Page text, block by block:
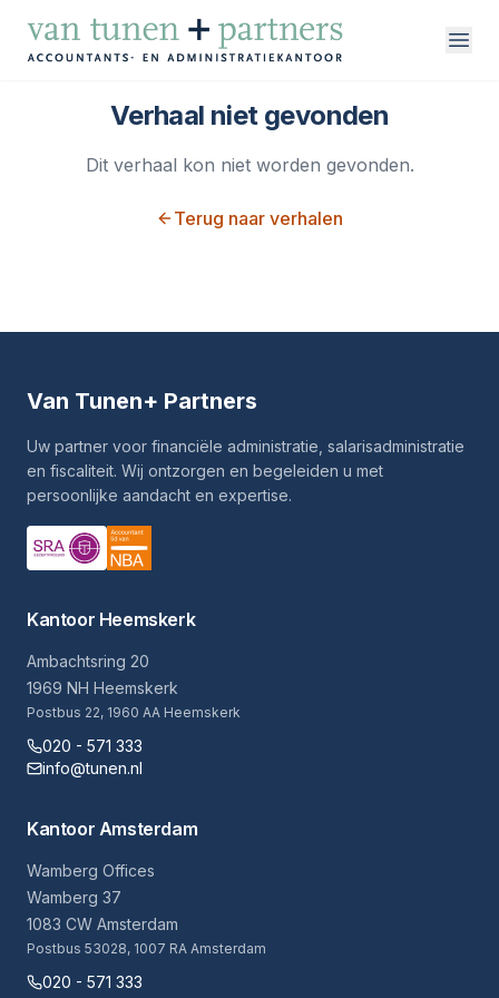
Direct naar inhoud
vakgebieden
Verhaal niet gevonden
Dit verhaal kon niet worden gevonden.
Terug naar verhalen
Van Tunen+ Partners
Uw partner voor financiële administratie, salarisadministratie
en fiscaliteit. Wij ontzorgen en begeleiden u met
persoonlijke aandacht en expertise.
Kantoor Heemskerk
Ambachtsring 20
1969 NH Heemskerk
Postbus 22, 1960 AA Heemskerk
020 - 571 333
info@tunen.nl
Kantoor Amsterdam
Wamberg Offices
Wamberg 37
1083 CW Amsterdam
Postbus 53028, 1007 RA Amsterdam
020 - 571 333